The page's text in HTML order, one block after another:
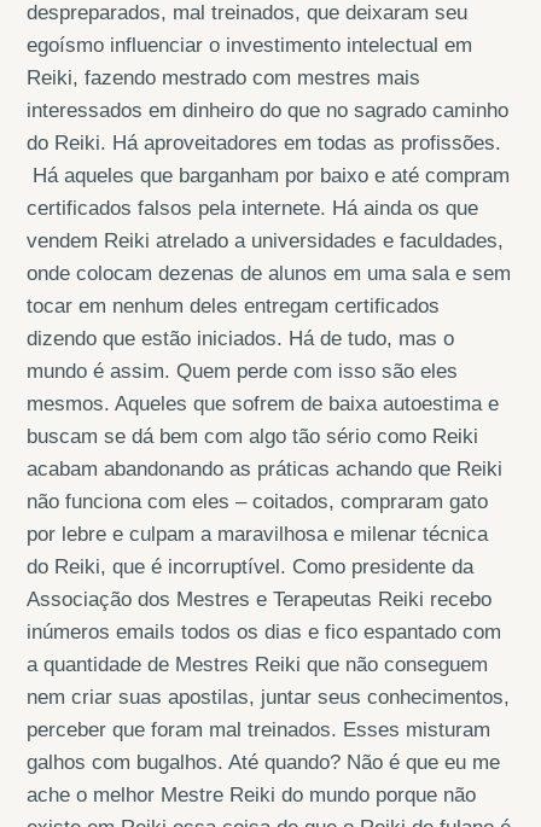
despreparados, mal treinados, que deixaram seu
egoísmo influenciar o investimento intelectual em
Reiki, fazendo mestrado com mestres mais
interessados em dinheiro do que no sagrado caminho
do Reiki. Há aproveitadores em todas as profissões.
Há aqueles que barganham por baixo e até compram
certificados falsos pela internete. Há ainda os que
vendem Reiki atrelado a universidades e faculdades,
onde colocam dezenas de alunos em uma sala e sem
tocar em nenhum deles entregam certificados
dizendo que estão iniciados. Há de tudo, mas o
mundo é assim. Quem perde com isso são eles
mesmos. Aqueles que sofrem de baixa autoestima e
buscam se dá bem com algo tão sério como Reiki
acabam abandonando as práticas achando que Reiki
não funciona com eles – coitados, compraram gato
por lebre e culpam a maravilhosa e milenar técnica
do Reiki, que é incorruptível. Como presidente da
Associação dos Mestres e Terapeutas Reiki recebo
inúmeros emails todos os dias e fico espantado com
a quantidade de Mestres Reiki que não conseguem
nem criar suas apostilas, juntar seus conhecimentos,
perceber que foram mal treinados. Esses misturam
galhos com bugalhos. Até quando? Não é que eu me
ache o melhor Mestre Reiki do mundo porque não